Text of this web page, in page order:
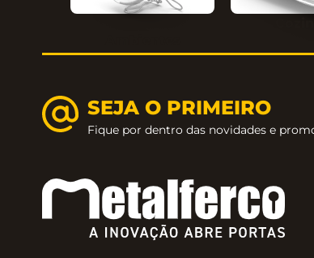
SEJA O PRIMEIRO
Fique por dentro das novidades e